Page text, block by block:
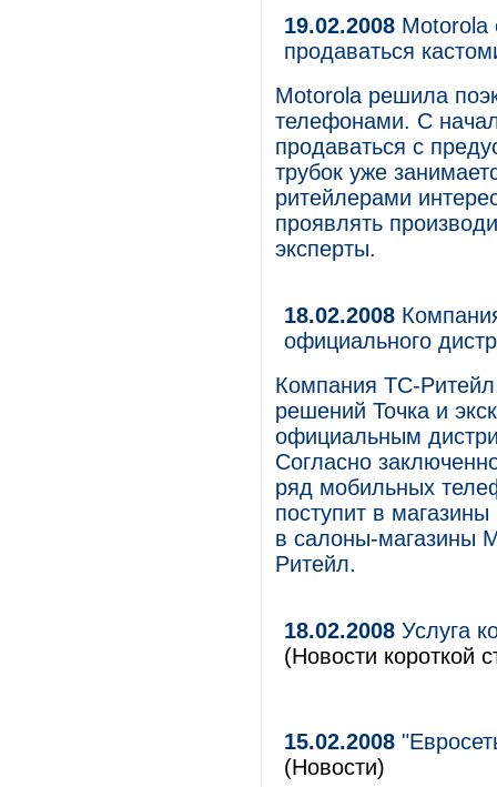
19.02.2008 Motorola
продаваться
Motorola решила
телефонами. С
продаваться с
трубок уже
ритейлерами
проявлять
эксперты.
18.02.2008
официального
Компания ТС-
решений Точка и
официальным
Согласно
ряд мобильных
поступит в
в салоны-магазины
Ритейл.
18.02.2008 Услуга
(Новости короткой
15.02.2008
(Новости)